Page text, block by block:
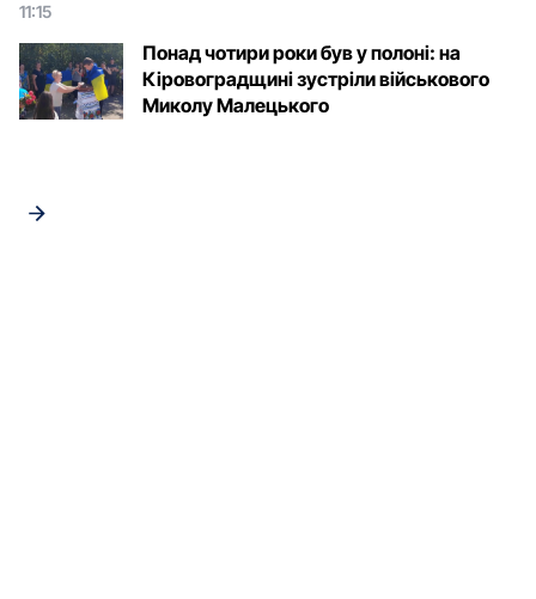
11:15
Понад чотири роки був у полоні: на
Кіровоградщині зустріли військового
Микoлу Малецькoгo